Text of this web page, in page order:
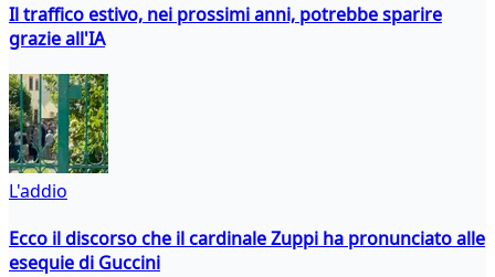
Il traffico estivo, nei prossimi anni, potrebbe sparire
grazie all'IA
L'addio
Ecco il discorso che il cardinale Zuppi ha pronunciato alle
esequie di Guccini